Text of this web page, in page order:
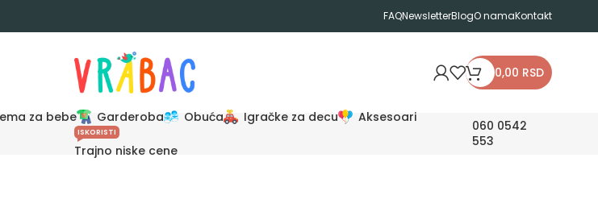
FAQNewsletterBlogO namaKontakt
0,00 RSD
za bebe Garderoba Obuća Igračke za decu Aksesoari
Trajno niske cene
ISKORISTI
060 0542
553